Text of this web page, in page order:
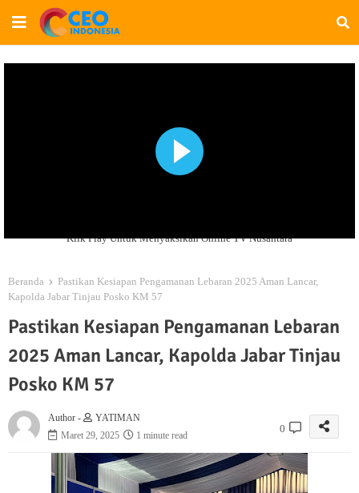
Klik Play Untuk Menyaksikan Online TV Nusantara
Beranda
Pastikan Kesiapan Pengamanan Lebaran 2025 Aman Lancar,
Kapolda Jabar Tinjau Posko KM 57
Pastikan Kesiapan Pengamanan Lebaran
2025 Aman Lancar, Kapolda Jabar Tinjau
Posko KM 57
Author -
YATIMAN
Maret 29, 2025
1 minute read
0